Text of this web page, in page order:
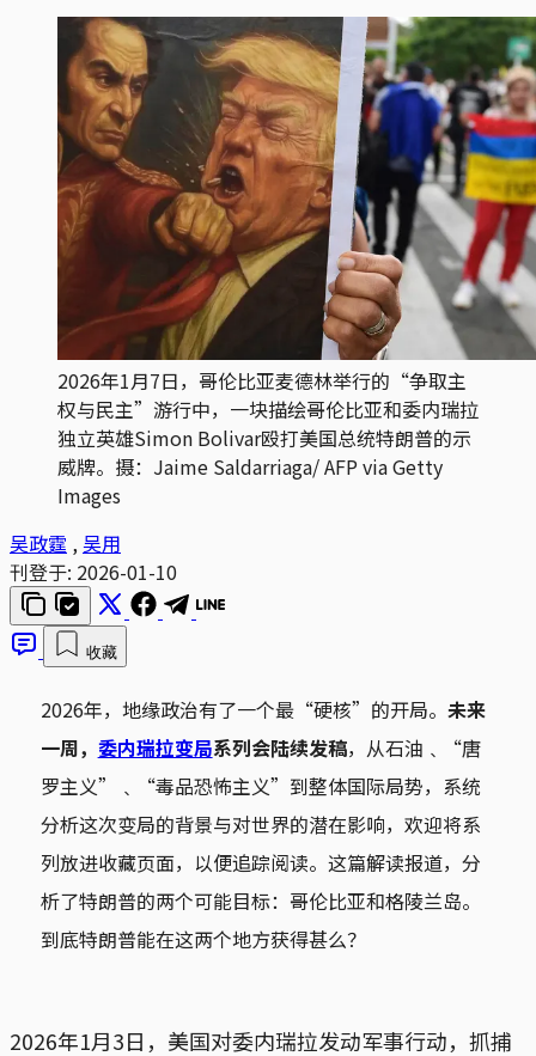
2026年1月7日，哥伦比亚麦德林举行的“争取主
权与民主”游行中，一块描绘哥伦比亚和委内瑞拉
独立英雄Simon Bolivar殴打美国总统特朗普的示
威牌。摄：Jaime Saldarriaga/ AFP via Getty
Images
吴政霆 , 吴用
刊登于: 2026-01-10
收藏
2026年，地缘政治有了一个最“硬核”的开局。 未来
一周， 委内瑞拉变局系列会陆续发稿，从石油﹑“唐
罗主义”﹑“毒品恐怖主义”到整体国际局势，系统
分析这次变局的背景与对世界的潜在影响，欢迎将系
列放进收藏页面，以便追踪阅读。这篇解读报道，分
析了特朗普的两个可能目标：哥伦比亚和格陵兰岛。
到底特朗普能在这两个地方获得甚么？
2026年1月3日，美国对委内瑞拉发动军事行动，抓捕